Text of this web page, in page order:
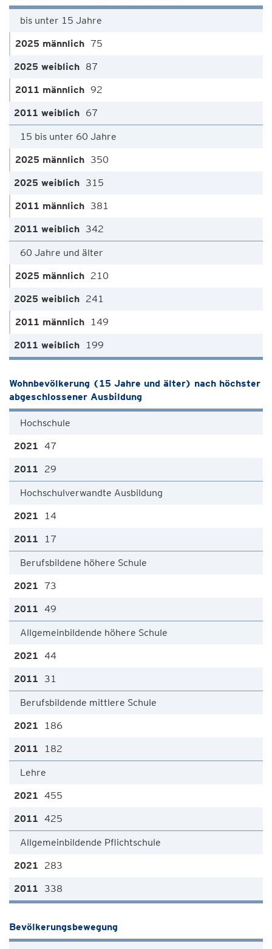
bis unter 15 Jahre
75
87
92
67
15 bis unter 60 Jahre
350
315
381
342
60 Jahre und älter
210
241
149
199
Wohnbevölkerung (15 Jahre und älter) nach höchster
abgeschlossener Ausbildung
Hochschule
47
29
Hochschulverwandte Ausbildung
14
17
Berufsbildene höhere Schule
73
49
Allgemeinbildende höhere Schule
44
31
Berufsbildende mittlere Schule
186
182
Lehre
455
425
Allgemeinbildende Pflichtschule
283
338
Bevölkerungsbewegung